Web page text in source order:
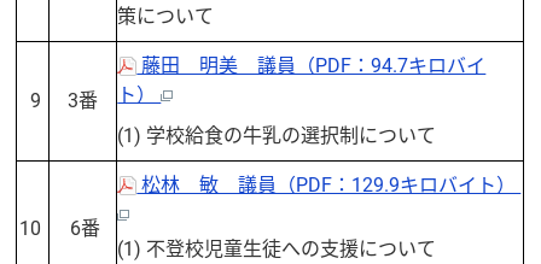
策について
9 3番
藤田 明美 議員（PDF：94.7キロバイ
ト）
(1) 学校給食の牛乳の選択制について
10 6番
松林 敏 議員（PDF：129.9キロバイト）
(1) 不登校児童生徒への支援について